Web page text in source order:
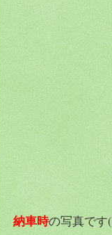
納車時の写真です